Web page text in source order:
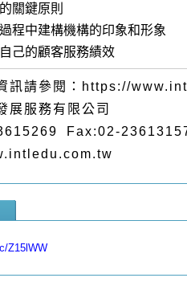
關鍵原則
程中建構機構的印象和形象
己的顧客服務績效
訊請參閱：https://
展服務有限公司
Fax:02-
Z15lWW